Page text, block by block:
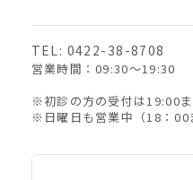
TEL: 0422-38-8708
営業時間：09:30〜19:30
※初診の方の受付は19:00
※日曜日も営業中（18：00